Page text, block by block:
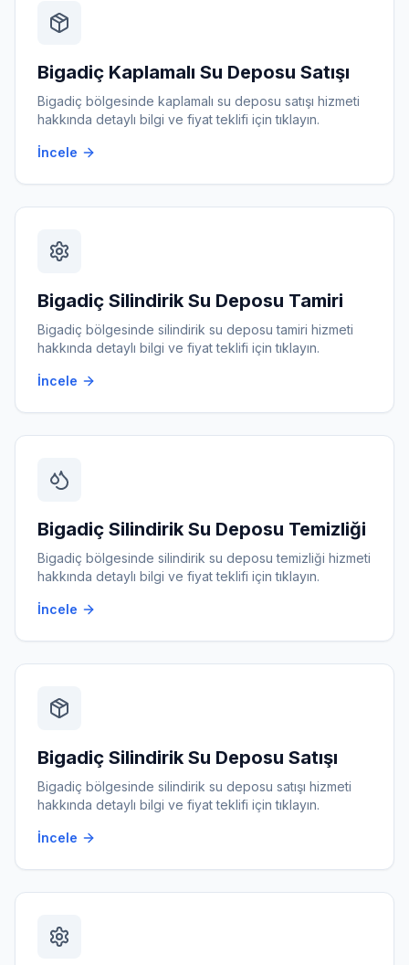
Bigadiç Kaplamalı Su Deposu Satışı
Bigadiç bölgesinde kaplamalı su deposu satışı hizmeti
hakkında detaylı bilgi ve fiyat teklifi için tıklayın.
İncele
Bigadiç Silindirik Su Deposu Tamiri
Bigadiç bölgesinde silindirik su deposu tamiri hizmeti
hakkında detaylı bilgi ve fiyat teklifi için tıklayın.
İncele
Bigadiç Silindirik Su Deposu Temizliği
Bigadiç bölgesinde silindirik su deposu temizliği hizmeti
hakkında detaylı bilgi ve fiyat teklifi için tıklayın.
İncele
Bigadiç Silindirik Su Deposu Satışı
Bigadiç bölgesinde silindirik su deposu satışı hizmeti
hakkında detaylı bilgi ve fiyat teklifi için tıklayın.
İncele